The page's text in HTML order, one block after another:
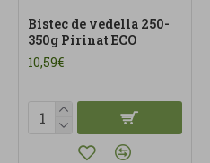
Bistec de vedella 250-
350g Pirinat ECO
10,59€